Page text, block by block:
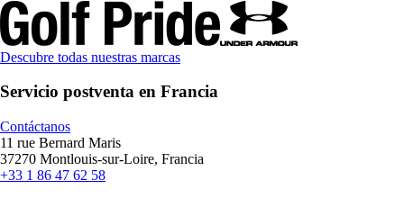
Descubre todas nuestras marcas
Servicio postventa en Francia
Contáctanos
11 rue Bernard Maris
37270 Montlouis-sur-Loire, Francia
+33 1 86 47 62 58